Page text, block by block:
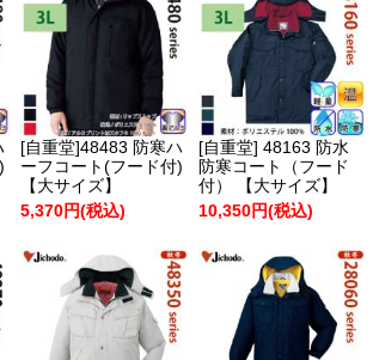
[自重堂]48483 防寒ハ
ーフコート(フード付)
【大サイズ】
5,370円(税込)
[自重堂] 48163 防水
防寒コート（フード
付） 【大サイズ】
10,350円(税込)